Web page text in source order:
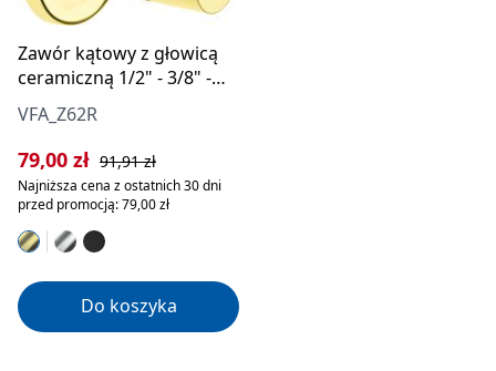
Zawór kątowy z głowicą
ceramiczną 1/2" - 3/8" -
okrągły
VFA_Z62R
Cena sprzedaży:
79,00 zł Cena regularna:
91,91 zł
Najniższa cena z ostatnich 30 dni
przed promocją: 79,00 zł
Do koszyka